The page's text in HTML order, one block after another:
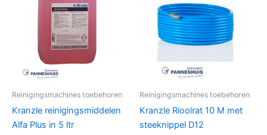
Reinigingsmachines toebehoren
Kranzle reinigingsmiddelen
Alfa Plus in 5 ltr
Reinigingsmachines toebehoren
Kranzle Rioolrat 10 M met
steeknippel D12